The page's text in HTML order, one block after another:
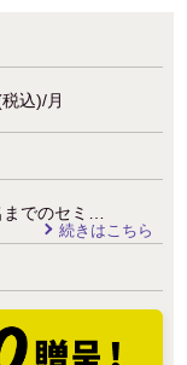
込)/月
までのセミ…
続きはこちら